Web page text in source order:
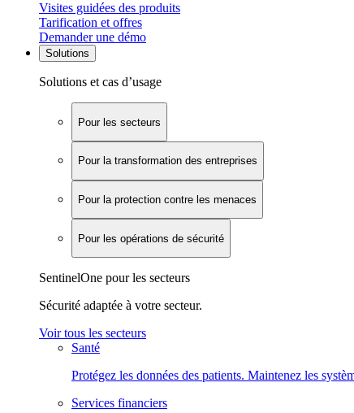
Visites guidées des produits
Tarification et offres
Demander une démo
Solutions
Solutions et cas d’usage
Pour les secteurs
Pour la transformation des entreprises
Pour la protection contre les menaces
Pour les opérations de sécurité
SentinelOne pour les secteurs
Sécurité adaptée à votre secteur.
Voir tous les secteurs
Santé
Protégez les données des patients. Maintenez les
Services financiers